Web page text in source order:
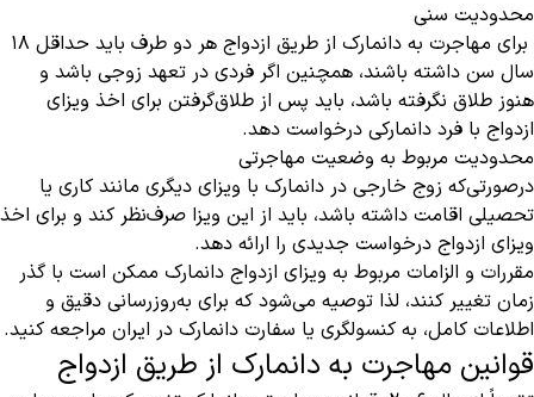
محدودیت سنی
برای مهاجرت به دانمارک از طریق ازدواج هر دو طرف باید حداقل 18
سال سن داشته باشند، همچنین اگر فردی در تعهد زوجی باشد و
هنوز طلاق نگرفته باشد، باید پس از طلاق‌گرفتن برای اخذ ویزای
ازدواج با فرد دانمارکی درخواست دهد.
محدودیت مربوط به وضعیت مهاجرتی
درصورتی‌که زوج خارجی در دانمارک با ویزای دیگری مانند کاری یا
تحصیلی اقامت داشته باشد، باید از این ویزا صرف‌نظر کند و برای اخذ
ویزای ازدواج درخواست جدیدی را ارائه دهد.
مقررات و الزامات مربوط به ویزای ازدواج دانمارک ممکن است با گذر
زمان تغییر کنند، لذا توصیه می‌شود که برای به‌روزرسانی دقیق و
اطلاعات کامل، به کنسولگری یا سفارت دانمارک در ایران مراجعه کنید.
قوانین مهاجرت به دانمارک از طریق ازدواج